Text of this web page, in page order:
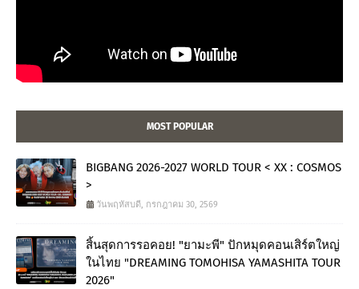
MOST POPULAR
BIGBANG 2026-2027 WORLD TOUR < XX : COSMOS
>
วันพฤหัสบดี, กรกฎาคม 30, 2569
สิ้นสุดการรอคอย! "ยามะพี" ปักหมุดคอนเสิร์ตใหญ่
ในไทย "DREAMING TOMOHISA YAMASHITA TOUR
2026"